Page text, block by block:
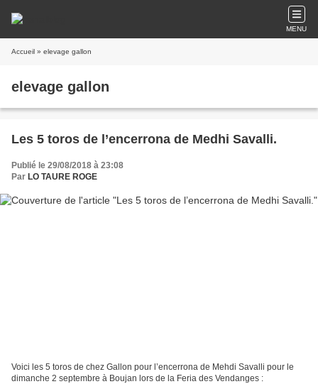
MENU
Accueil » elevage gallon
elevage gallon
Les 5 toros de l’encerrona de Medhi Savalli.
Publié le 29/08/2018 à 23:08
Par LO TAURE ROGE
Voici les 5 toros de chez Gallon pour l’encerrona de Mehdi Savalli pour le
dimanche 2 septembre à Boujan lors de la Feria des Vendanges :